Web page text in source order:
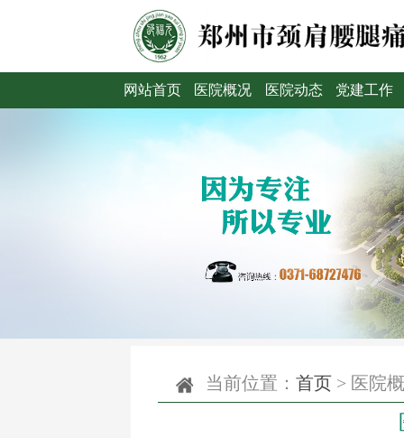
网站首页 医院概况 医院动态 党建工作
当前位置： 首页 > 医院